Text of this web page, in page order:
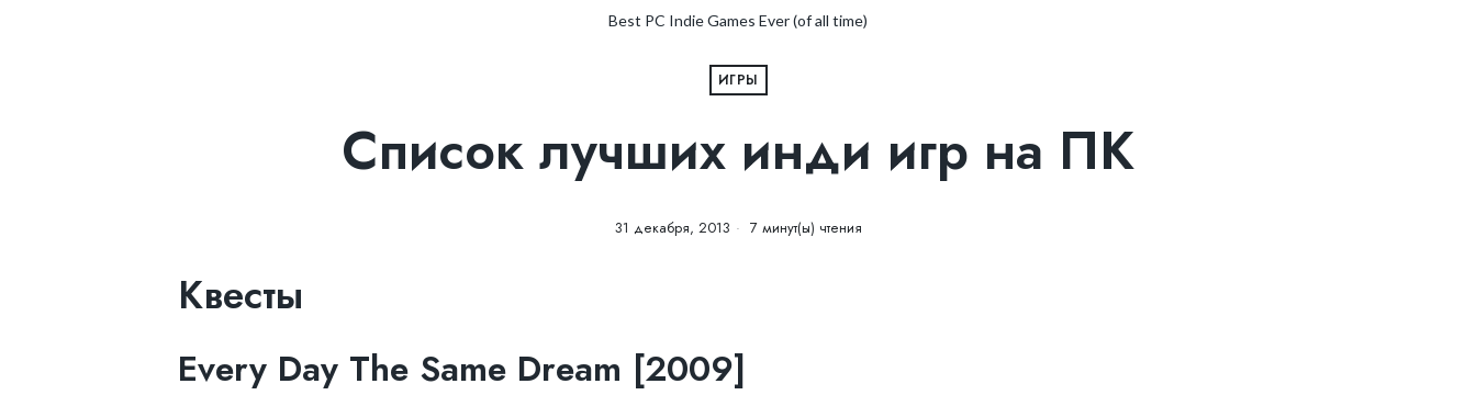
Best PC Indie Games Ever (of all time)
ИГРЫ
Список лучших инди игр на ПК
31 декабря, 2013 7 минут(ы) чтения
Квесты
Every Day The Same Dream [2009]